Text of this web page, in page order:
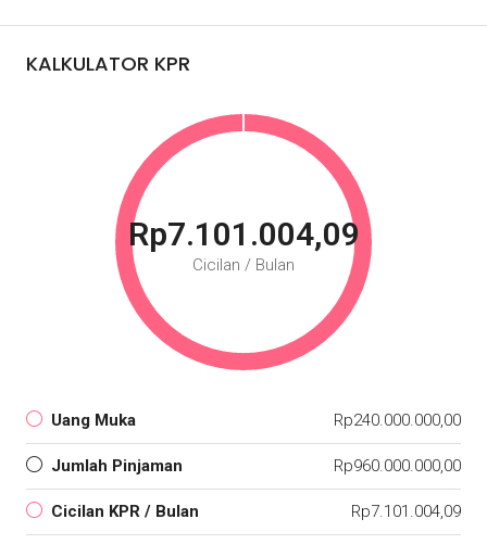
KALKULATOR KPR
Rp7.101.004,09
Cicilan / Bulan
Uang Muka Rp240.000.000,00
Jumlah Pinjaman Rp960.000.000,00
Cicilan KPR / Bulan Rp7.101.004,09